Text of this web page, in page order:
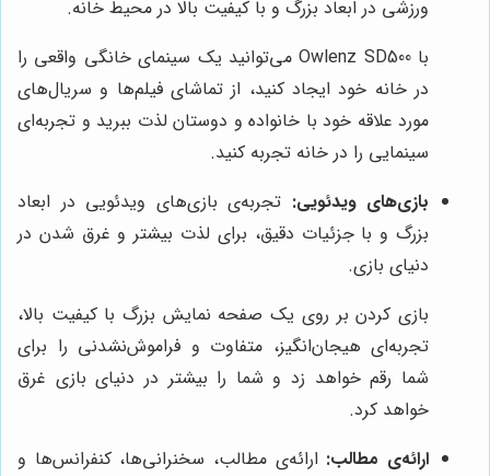
ورزشی در ابعاد بزرگ و با کیفیت بالا در محیط خانه.
با Owlenz SD500 می‌توانید یک سینمای خانگی واقعی را
در خانه خود ایجاد کنید، از تماشای فیلم‌ها و سریال‌های
مورد علاقه خود با خانواده و دوستان لذت ببرید و تجربه‌ای
سینمایی را در خانه تجربه کنید.
بازی‌های ویدئویی: تجربه‌ی بازی‌های ویدئویی در ابعاد
بزرگ و با جزئیات دقیق، برای لذت بیشتر و غرق شدن در
دنیای بازی.
بازی کردن بر روی یک صفحه نمایش بزرگ با کیفیت بالا،
تجربه‌ای هیجان‌انگیز، متفاوت و فراموش‌نشدنی را برای
شما رقم خواهد زد و شما را بیشتر در دنیای بازی غرق
خواهد کرد.
ارائه‌ی مطالب: ارائه‌ی مطالب، سخنرانی‌ها، کنفرانس‌ها و